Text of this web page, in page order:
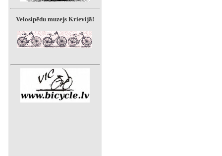
Velosipēdu muzejs Krievijā!